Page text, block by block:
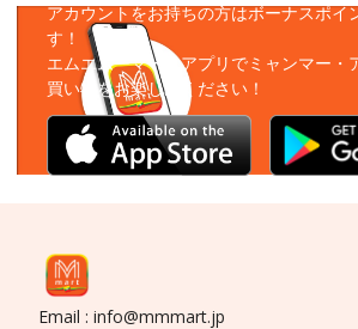
アカウントをお持ちの方はボーナスポイ
す！
エムエムーマートアプリでミャンマー・
買い物をお楽しみください！
Email : info@mmmart.jp